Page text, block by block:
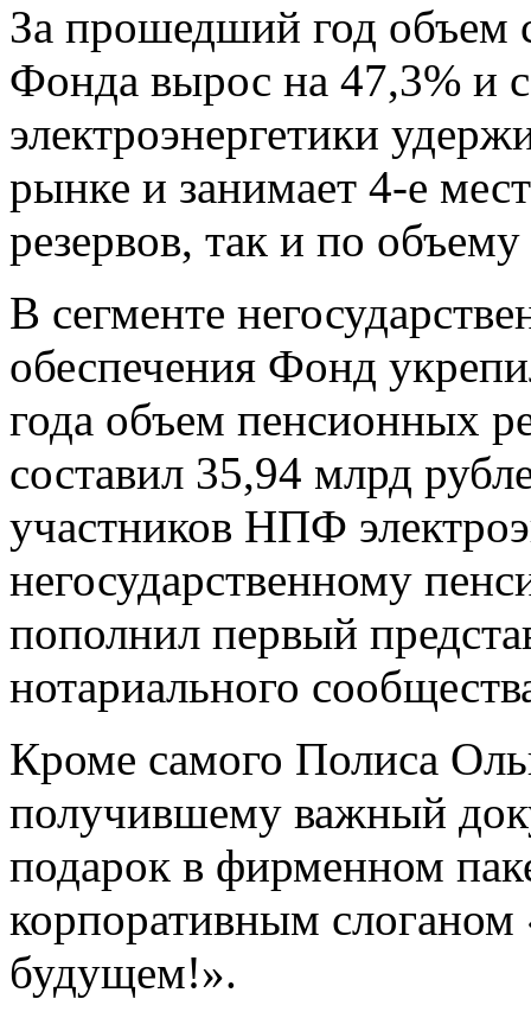
За прошедший год объем
Фонда вырос на 47,3% и
электроэнергетики
рынке и занимает 4-е
резервов, так и по
В сегменте
обеспечения Фонд
года объем пенсионных
составил 35,94 млрд
участников НПФ
негосударственному
пополнил первый
нотариального
Кроме самого Полиса
получившему важный
подарок в фирменном
корпоративным слоганом
будущем!».